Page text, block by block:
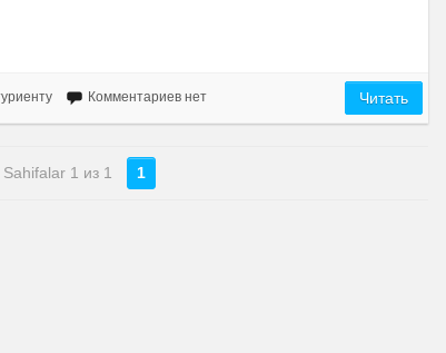
Комментариев нет Читать
Sahifalar 1 из 1 1